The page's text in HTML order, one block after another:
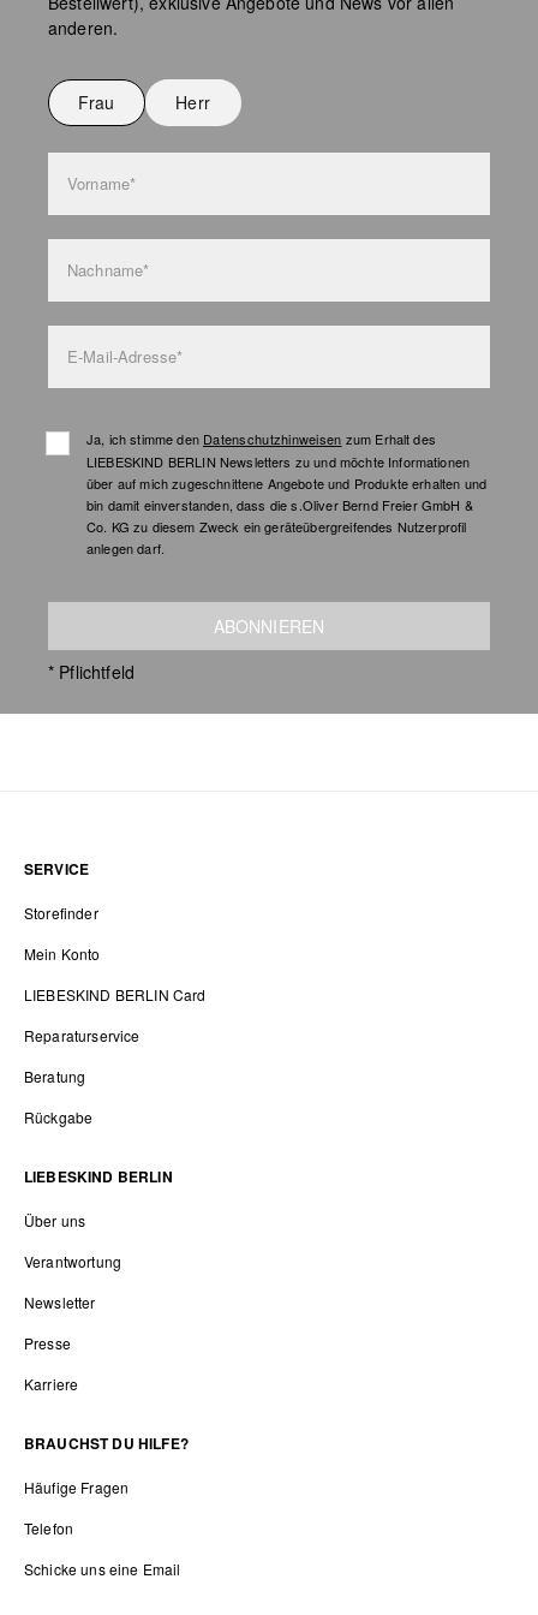
Keine chemische Reinigung möglich
Nicht waschen
anderen.
Frau Herr
Vorname*
Nachname*
E-Mail-Adresse*
Ja, ich stimme den Datenschutzhinweisen zum Erhalt des
LIEBESKIND BERLIN Newsletters zu und möchte Informationen
über auf mich zugeschnittene Angebote und Produkte erhalten und
bin damit einverstanden, dass die s.Oliver Bernd Freier GmbH &
Co. KG zu diesem Zweck ein geräteübergreifendes Nutzerprofil
anlegen darf.
ABONNIEREN
* Pflichtfeld
SERVICE
Storefinder
Mein Konto
LIEBESKIND BERLIN Card
Reparaturservice
Beratung
Rückgabe
LIEBESKIND BERLIN
Über uns
Verantwortung
Newsletter
Presse
Karriere
BRAUCHST DU HILFE?
Häufige Fragen
Telefon
Schicke uns eine Email